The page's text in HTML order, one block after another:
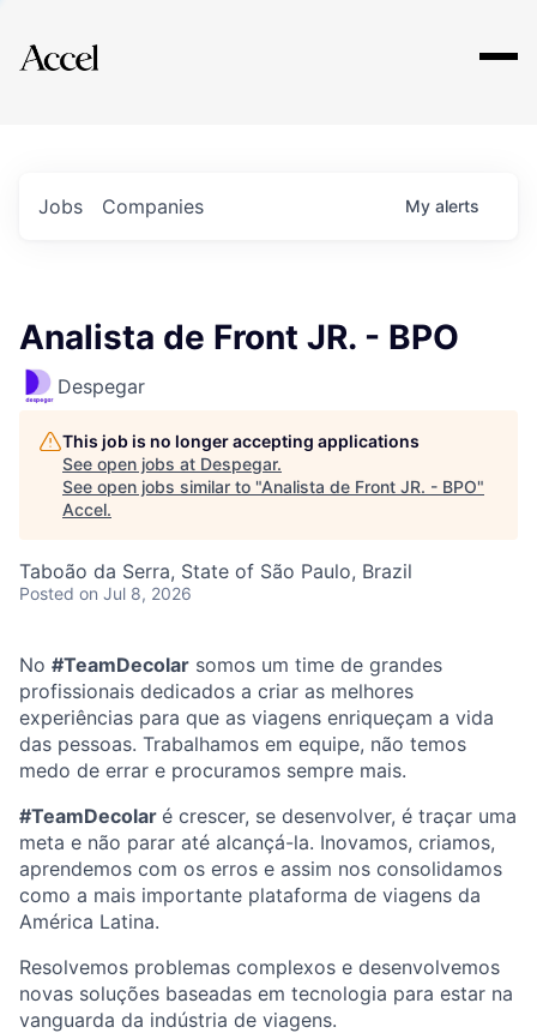
Explore
Jobs Companies My alerts
Analista de Front JR. - BPO
Despegar
This job is no longer accepting applications
See open jobs at Despegar.
See open jobs similar to "Analista de Front JR. - BPO"
Accel.
Taboão da Serra, State of São Paulo, Brazil
Posted on Jul 8, 2026
No #TeamDecolar somos um time de grandes
profissionais dedicados a criar as melhores
experiências para que as viagens enriqueçam a vida
das pessoas. Trabalhamos em equipe, não temos
medo de errar e procuramos sempre mais.
#TeamDecolar é crescer, se desenvolver, é traçar uma
meta e não parar até alcançá-la. Inovamos, criamos,
aprendemos com os erros e assim nos consolidamos
como a mais importante plataforma de viagens da
América Latina.
Resolvemos problemas complexos e desenvolvemos
novas soluções baseadas em tecnologia para estar na
vanguarda da indústria de viagens.